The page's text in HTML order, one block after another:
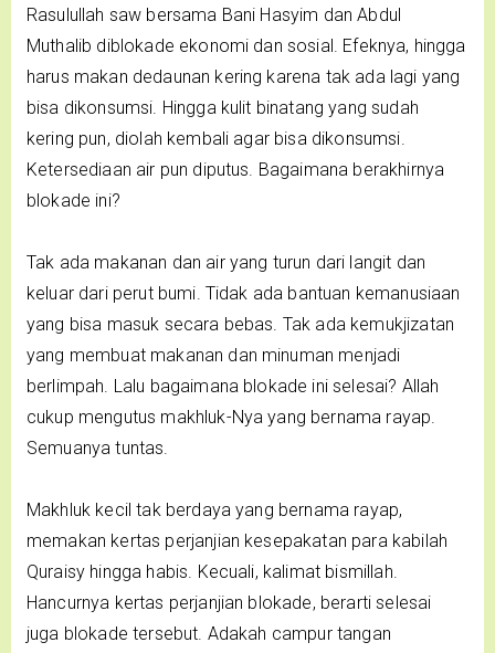
Rasulullah saw bersama Bani Hasyim dan Abdul
Muthalib diblokade ekonomi dan sosial. Efeknya, hingga
harus makan dedaunan kering karena tak ada lagi yang
bisa dikonsumsi. Hingga kulit binatang yang sudah
kering pun, diolah kembali agar bisa dikonsumsi.
Ketersediaan air pun diputus. Bagaimana berakhirnya
blokade ini?
Tak ada makanan dan air yang turun dari langit dan
keluar dari perut bumi. Tidak ada bantuan kemanusiaan
yang bisa masuk secara bebas. Tak ada kemukjizatan
yang membuat makanan dan minuman menjadi
berlimpah. Lalu bagaimana blokade ini selesai? Allah
cukup mengutus makhluk-Nya yang bernama rayap.
Semuanya tuntas.
Makhluk kecil tak berdaya yang bernama rayap,
memakan kertas perjanjian kesepakatan para kabilah
Quraisy hingga habis. Kecuali, kalimat bismillah.
Hancurnya kertas perjanjian blokade, berarti selesai
juga blokade tersebut. Adakah campur tangan